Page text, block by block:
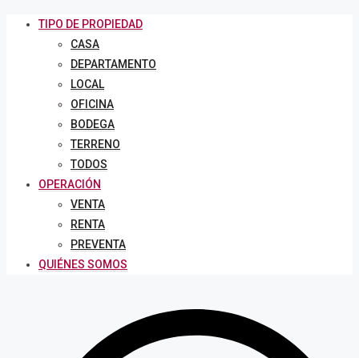
TIPO DE PROPIEDAD
CASA
DEPARTAMENTO
LOCAL
OFICINA
BODEGA
TERRENO
TODOS
OPERACIÓN
VENTA
RENTA
PREVENTA
QUIÉNES SOMOS